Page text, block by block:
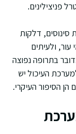
פניצילינים.
סינוסים, דלקות
עור, ולעיתים
בתרופה נפוצה
העיכול יש
הן הסיפור העיקרי.